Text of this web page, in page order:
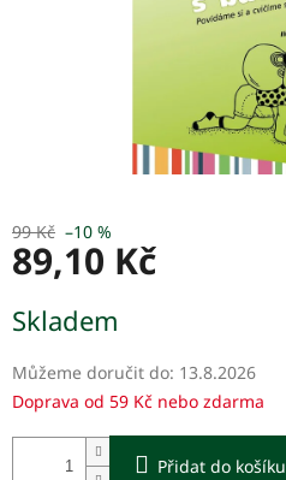
99 Kč –10 %
89,10 Kč
cena:
Skladem
Můžeme doručit do: 13.8.2026
Doprava od 59 Kč nebo zdarma
Přidat do košíku